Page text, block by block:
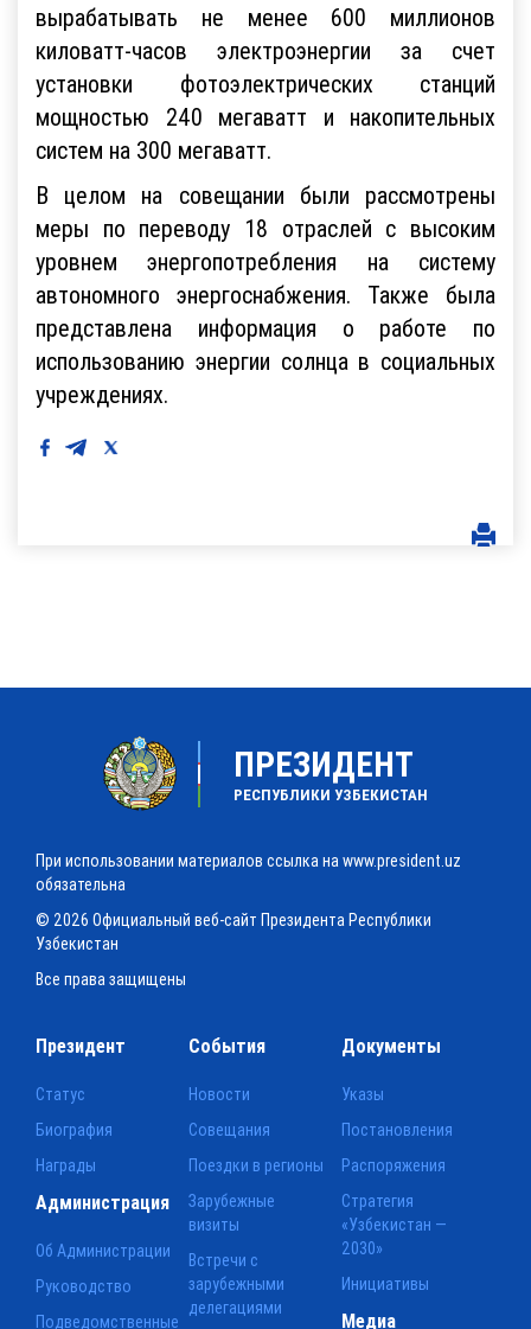
вырабатывать не менее 600 миллионов
киловатт-часов электроэнергии за счет
установки фотоэлектрических станций
мощностью 240 мегаватт и накопительных
систем на 300 мегаватт.
В целом на совещании были рассмотрены
меры по переводу 18 отраслей с высоким
уровнем энергопотребления на систему
автономного энергоснабжения. Также была
представлена информация о работе по
использованию энергии солнца в социальных
учреждениях.
ПРЕЗИДЕНТ
РЕСПУБЛИКИ УЗБЕКИСТАН
При использовании материалов ссылка на www.president.uz
обязательна
© 2026 Официальный веб-сайт Президента Республики
Узбекистан
Все права защищены
Президент
Статус
Биография
Награды
События
Новости
Совещания
Поездки в регионы
Зарубежные
визиты
Встречи с
зарубежными
делегациями
Документы
Указы
Постановления
Распоряжения
Стратегия
«Узбекистан —
2030»
Инициативы
Администрация
Об Администрации
Руководство
Подведомственные
Медиа